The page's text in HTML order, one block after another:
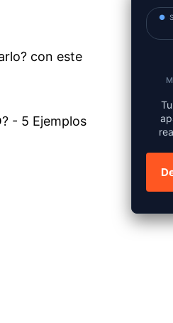
con este
●